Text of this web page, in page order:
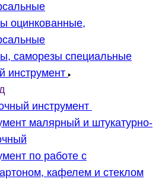
оцинкованные,
саморезы специальные
инструмент
инструмент
малярный и штукатурно-
по работе с
кафелем и стеклом